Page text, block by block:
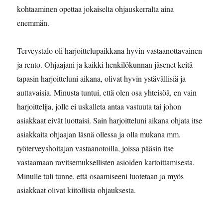
kohtaaminen opettaa jokaiselta ohjauskerralta aina
enemmän.
Terveystalo oli harjoittelupaikkana hyvin vastaanottavainen
ja rento. Ohjaajani ja kaikki henkilökunnan jäsenet keitä
tapasin harjoitteluni aikana, olivat hyvin ystävällisiä ja
auttavaisia. Minusta tuntui, että olen osa yhteisöä, en vain
harjoittelija, jolle ei uskalleta antaa vastuuta tai johon
asiakkaat eivät luottaisi. Sain harjoitteluni aikana ohjata itse
asiakkaita ohjaajan läsnä ollessa ja olla mukana mm.
työterveyshoitajan vastaanotoilla, joissa pääsin itse
vastaamaan ravitsemuksellisten asioiden kartoittamisesta.
Minulle tuli tunne, että osaamiseeni luotetaan ja myös
asiakkaat olivat kiitollisia ohjauksesta.